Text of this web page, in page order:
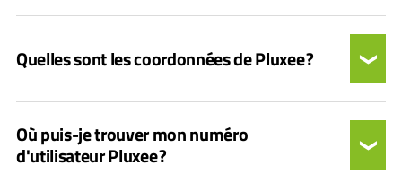
Quelles sont les coordonnées de Pluxee ?
Où puis-je trouver mon numéro
d'utilisateur Pluxee ?